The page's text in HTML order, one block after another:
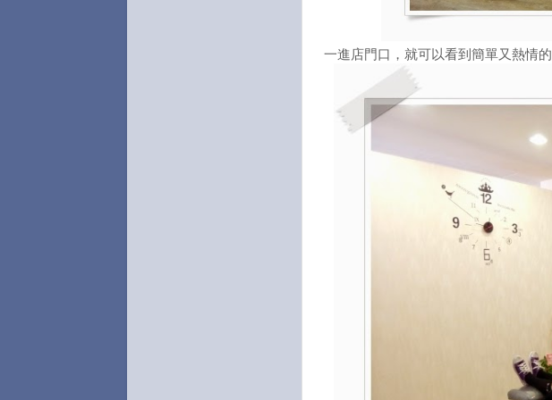
一進店門口，就可以看到簡單又熱情的